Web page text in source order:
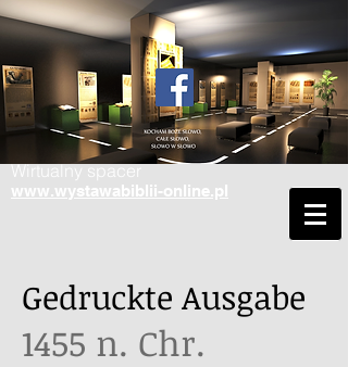
Wirtualny spacer
www.wystawabiblii-online.pl
Gedruckte Ausgabe
1455 n. Chr.